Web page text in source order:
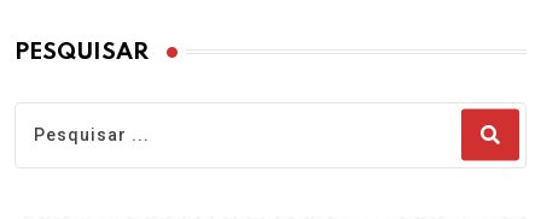
PESQUISAR